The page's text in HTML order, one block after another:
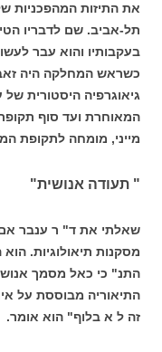
את התיזות המהפכניות
תל-אביב. שם לדבריו
בעקבותיו והוא עבר
כשראש המחלקה היה
גיאוגרפיה היסטורית
המאוחרת ועד סוף
מייני, מומחה לתקופת
" תעודה אנושית"
שאלתי את ד" ר ענבר אם
מסקנות תיאולוגיות.
התנ" כי כאל מסמך
התיאוריה מבוססת על
זה ל א בלוף" הוא אומר.